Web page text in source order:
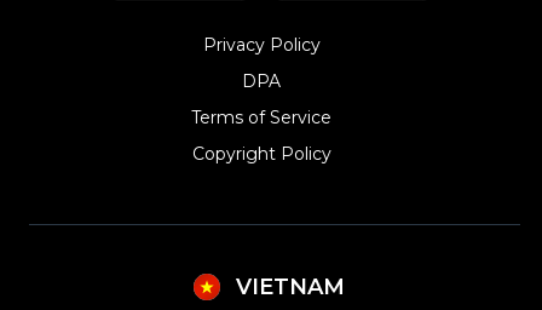
Privacy Policy
DPA
Terms of Service
Copyright Policy‎
VIETNAM